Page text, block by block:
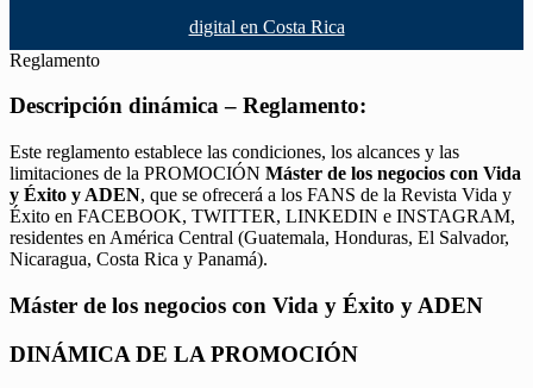
digital en Costa Rica
Reglamento
Descripción dinámica – Reglamento:
Este reglamento establece las condiciones, los alcances y las
limitaciones de la PROMOCIÓN Máster de los negocios con Vida
y Éxito y ADEN, que se ofrecerá a los FANS de la Revista Vida y
Éxito en FACEBOOK, TWITTER, LINKEDIN e INSTAGRAM,
residentes en América Central (Guatemala, Honduras, El Salvador,
Nicaragua, Costa Rica y Panamá).
Máster de los negocios con Vida y Éxito y ADEN
DINÁMICA DE LA PROMOCIÓN